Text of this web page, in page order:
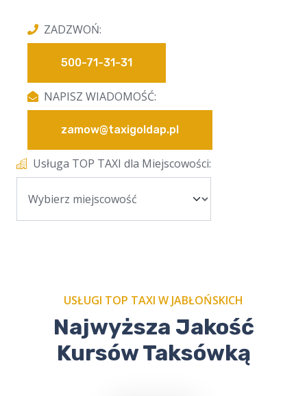
ZADZWOŃ:
500-71-31-31
NAPISZ WIADOMOŚĆ:
zamow@taxigoldap.pl
Usługa TOP TAXI dla Miejscowości:
USŁUGI TOP TAXI W JABŁOŃSKICH
Najwyższa Jakość
Kursów Taksówką